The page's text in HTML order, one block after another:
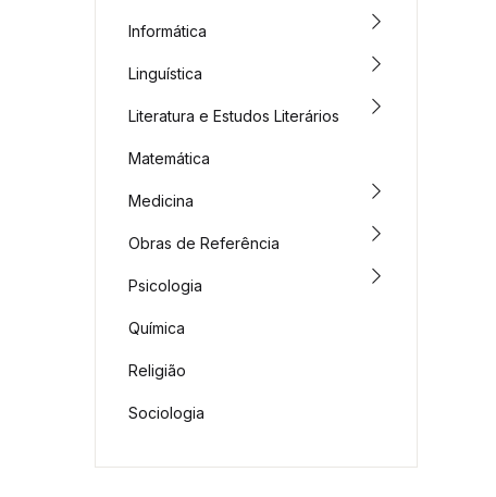
Informática
Linguística
Literatura e Estudos Literários
Matemática
Medicina
Obras de Referência
Psicologia
Química
Religião
Sociologia